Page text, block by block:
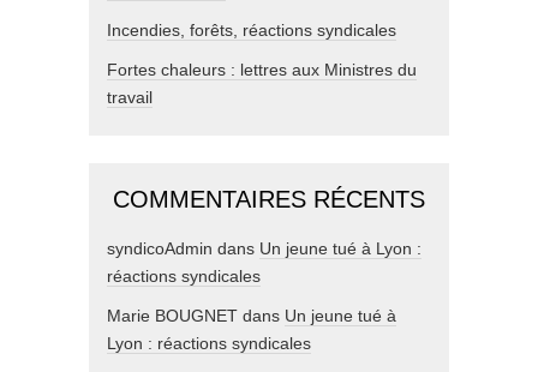
Incendies, forêts, réactions syndicales
Fortes chaleurs : lettres aux Ministres du
travail
COMMENTAIRES RÉCENTS
syndicoAdmin dans Un jeune tué à Lyon :
réactions syndicales
Marie BOUGNET dans Un jeune tué à
Lyon : réactions syndicales